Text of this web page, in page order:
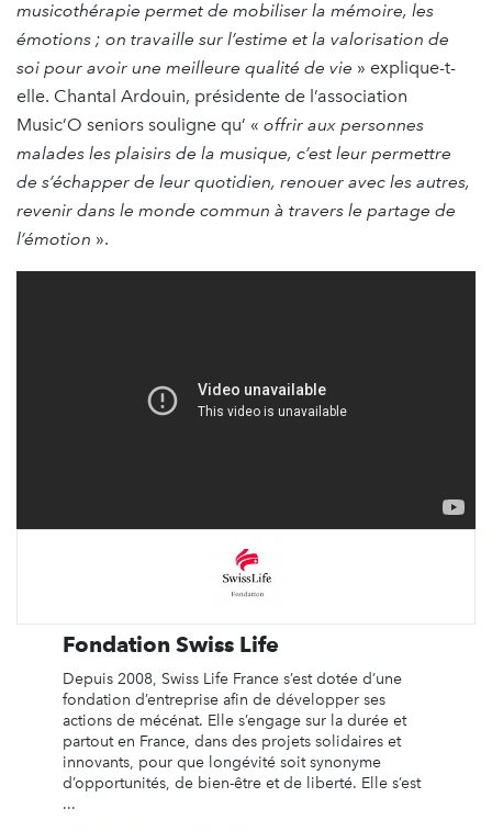
musicothérapie permet de mobiliser la mémoire, les
émotions ; on travaille sur l’estime et la valorisation de
soi pour avoir une meilleure qualité de vie » explique-t-
elle. Chantal Ardouin, présidente de l’association
Music’O seniors souligne qu’ « offrir aux personnes
malades les plaisirs de la musique, c’est leur permettre
de s’échapper de leur quotidien, renouer avec les autres,
revenir dans le monde commun à travers le partage de
l’émotion ».
Fondation Swiss Life
Depuis 2008, Swiss Life France s’est dotée d’une
fondation d’entreprise afin de développer ses
actions de mécénat. Elle s’engage sur la durée et
partout en France, dans des projets solidaires et
innovants, pour que longévité soit synonyme
d’opportunités, de bien-être et de liberté. Elle s’est
...